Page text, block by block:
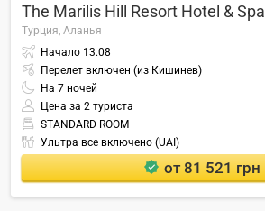
The Marilis Hill Resort Hotel & Spa
Турция, Аланья
Начало 13.08
Перелет включен (из Кишинев)
На 7 ночей
Цена за 2 туриста
STANDARD ROOM
Ультра все включено (UAI)
от 81 521 грн